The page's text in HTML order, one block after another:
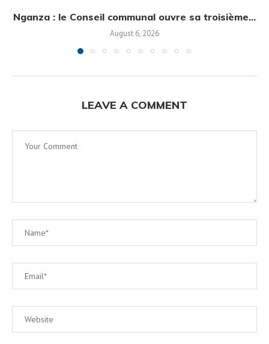
Nganza : le Conseil communal ouvre sa troisième...
August 6, 2026
LEAVE A COMMENT